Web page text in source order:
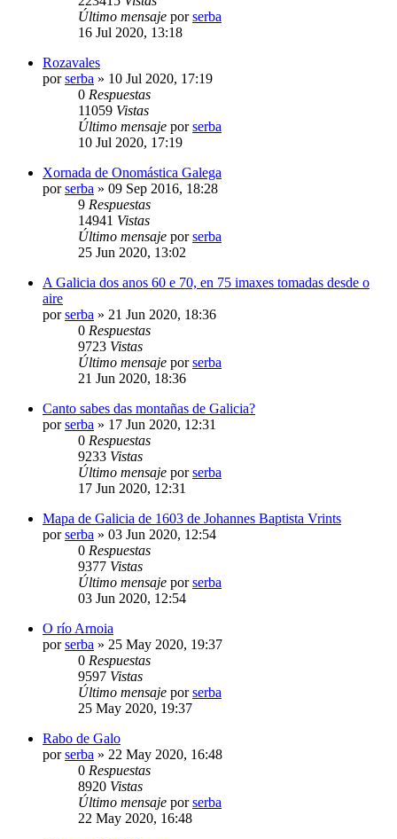
Último mensaje porserba
16 Jul 2020, 13:18
Rozavales
porserba » 10 Jul 2020, 17:19
0 Respuestas
11059 Vistas
Último mensaje porserba
10 Jul 2020, 17:19
Xornada de Onomástica Galega
porserba » 09 Sep 2016, 18:28
9 Respuestas
14941 Vistas
Último mensaje porserba
25 Jun 2020, 13:02
A Galicia dos anos 60 e 70, en 75 imaxes tomadas desde o
aire
porserba » 21 Jun 2020, 18:36
0 Respuestas
9723 Vistas
Último mensaje porserba
21 Jun 2020, 18:36
Canto sabes das montañas de Galicia?
porserba » 17 Jun 2020, 12:31
0 Respuestas
9233 Vistas
Último mensaje porserba
17 Jun 2020, 12:31
Mapa de Galicia de 1603 de Johannes Baptista Vrints
porserba » 03 Jun 2020, 12:54
0 Respuestas
9377 Vistas
Último mensaje porserba
03 Jun 2020, 12:54
O río Arnoia
porserba » 25 May 2020, 19:37
0 Respuestas
9597 Vistas
Último mensaje porserba
25 May 2020, 19:37
Rabo de Galo
porserba » 22 May 2020, 16:48
0 Respuestas
8920 Vistas
Último mensaje porserba
22 May 2020, 16:48